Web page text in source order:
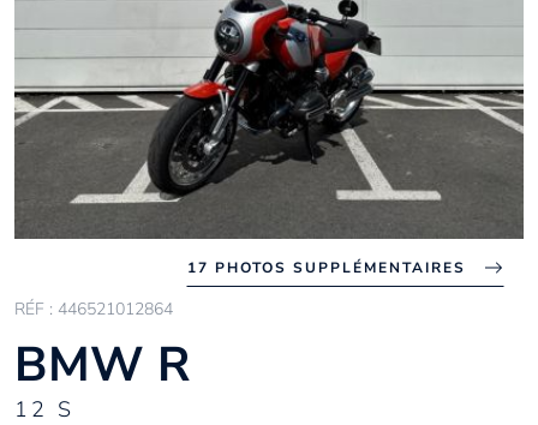
17 PHOTOS SUPPLÉMENTAIRES
RÉF : 446521012864
BMW R
12 S